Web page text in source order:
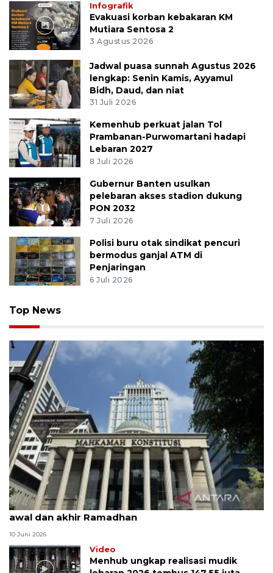
Infografik
Evakuasi korban kebakaran KM
Mutiara Sentosa 2
3 Agustus 2026
Jadwal puasa sunnah Agustus 2026
lengkap: Senin Kamis, Ayyamul
Bidh, Daud, dan niat
31 Juli 2026
Kemenhub perkuat jalan Tol
Prambanan-Purwomartani hadapi
Lebaran 2027
8 Juli 2026
Gubernur Banten usulkan
pelebaran akses stadion dukung
PON 2032
7 Juli 2026
Polisi buru otak sindikat pencuri
bermodus ganjal ATM di
Penjaringan
6 Juli 2026
Top News
MK uji materi UU Peradilan Agama perihal isbat
awal dan akhir Ramadhan
10 Juni 2026
Video
Menhub ungkap realisasi mudik